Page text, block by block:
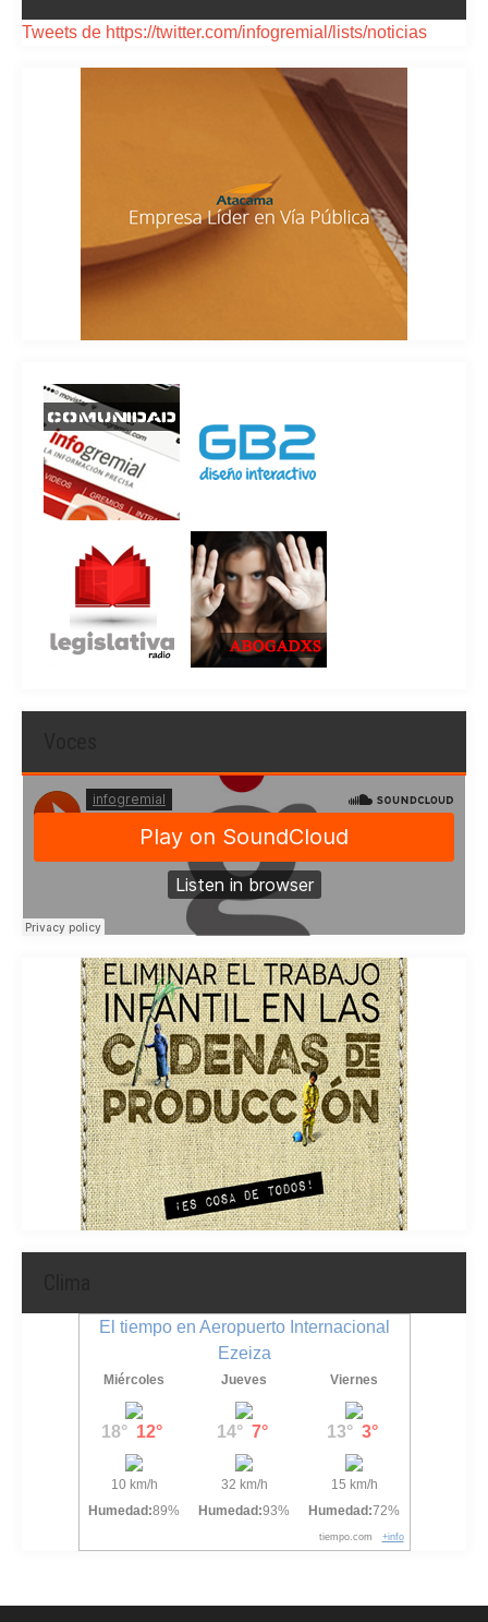
Tweets de https://twitter.com/infogremial/lists/noticias
El tiempo en Aeropuerto Internacional
Ezeiza
Miércoles
18° 12°
10 km/h
Humedad:89%
Jueves
14° 7°
32 km/h
Humedad:93%
Viernes
13° 3°
15 km/h
Humedad:72%
tiempo.com +info